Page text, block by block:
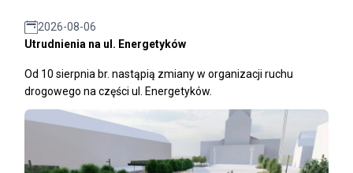
2026-08-06
Utrudnienia na ul. Energetyków
Od 10 sierpnia br. nastąpią zmiany w organizacji ruchu
drogowego na części ul. Energetyków.